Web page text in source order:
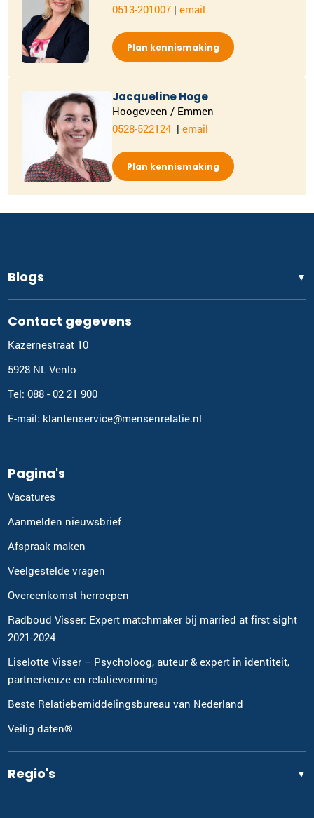
0513-201007| email
Plan kennismaking
Jacqueline Hoge
Hoogeveen / Emmen
0528-522124 | email
Plan kennismaking
Blogs ▼
Contact gegevens
Kazernestraat 10
5928 NL Venlo
Tel: 088 - 02 21 900
E-mail: klantenservice@mensenrelatie.nl
Pagina's
Vacatures
Aanmelden nieuwsbrief
Afspraak maken
Veelgestelde vragen
Overeenkomst herroepen
Radboud Visser: Expert matchmaker bij married at first sight
2021-2024
Liselotte Visser – Psycholoog, auteur & expert in identiteit,
partnerkeuze en relatievorming
Beste Relatiebemiddelingsbureau van Nederland
Veilig daten®
Regio's ▼